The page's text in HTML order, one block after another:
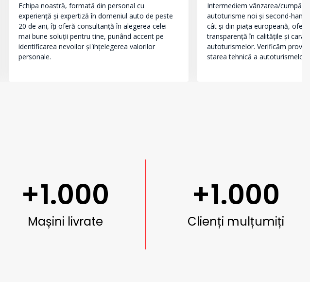
Echipa noastră, formată din personal cu
experiență și expertiză în domeniul auto de peste
20 de ani, îți oferă consultanță în alegerea celei
mai bune soluții pentru tine, punând accent pe
identificarea nevoilor și înțelegerea valorilor
personale.
Intermediem vânzarea/
autoturisme noi și second-
cât și din piața europeană,
transparență în calitățile și
autoturismelor. Verificăm
starea tehnică a autoturismelor.
+1.000
Mașini livrate
+1.000
Clienți mulțumiți